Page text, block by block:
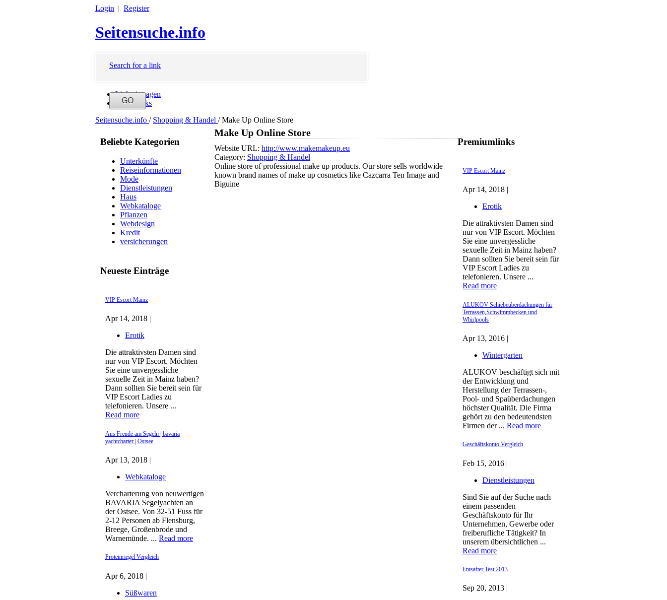
Login | Register
Seitensuche.info
Search for a link
Link eintragen
Neue Links
Seitensuche.info / Shopping & Handel / Make Up Online Store
Beliebte Kategorien
Unterkünfte
Reiseinformationen
Mode
Dienstleistungen
Haus
Webkataloge
Pflanzen
Webdesign
Kredit
versicherungen
Neueste Einträge
VIP Escort Mainz
Apr 14, 2018 |
Erotik
Die attraktivsten Damen sind
nur von VIP Escort. Möchten
Sie eine unvergessliche
sexuelle Zeit in Mainz haben?
Dann sollten Sie bereit sein für
VIP Escort Ladies zu
telefonieren. Unsere ...
Read more
Aus Freude am Segeln | bavaria
yachtcharter | Ostsee
Apr 13, 2018 |
Webkataloge
Vercharterung von neuwertigen
BAVARIA Segelyachten an
der Ostsee. Von 32-51 Fuss für
2-12 Personen ab Flensburg,
Breege, Großenbrode und
Warnemünde. ... Read more
Proteinriegel Vergleich
Apr 6, 2018 |
Süßwaren
Premiumlinks
VIP Escort Mainz
Apr 14, 2018 |
Erotik
Die attraktivsten Damen sind
nur von VIP Escort. Möchten
Sie eine unvergessliche
sexuelle Zeit in Mainz haben?
Dann sollten Sie bereit sein für
VIP Escort Ladies zu
telefonieren. Unsere ...
Read more
ALUKOV Schiebeüberdachungen für
Terrassen,Schwimmbecken und
Whirlpools
Apr 13, 2016 |
Wintergarten
ALUKOV beschäftigt sich mit
der Entwicklung und
Herstellung der Terrassen-,
Pool- und Spaüberdachungen
höchster Qualität. Die Firma
gehört zu den bedeutendsten
Firmen der ... Read more
Geschäftskonto Vergleich
Feb 15, 2016 |
Dienstleistungen
Sind Sie auf der Suche nach
einem passenden
Geschäftskonto für Ihr
Unternehmen, Gewerbe oder
freiberufliche Tätigkeit? In
unserem übersichtlichen ...
Read more
Entsafter Test 2013
Sep 20, 2013 |
Make Up Online Store
Website URL: http://www.makemakeup.eu
Category: Shopping & Handel
Online store of professional make up products. Our store sells worldwide
known brand names of make up cosmetics like Cazcarra Ten Image and
Biguine